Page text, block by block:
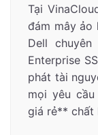
Tại
đám mây ảo
Dell
Enterprise
phát tài
mọi yêu
giá rẻ** chất